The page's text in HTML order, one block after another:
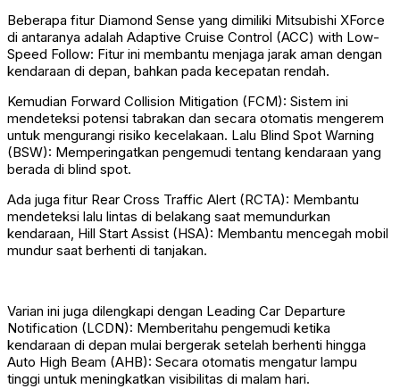
Beberapa fitur Diamond Sense yang dimiliki Mitsubishi XForce
di antaranya adalah Adaptive Cruise Control (ACC) with Low-
Speed Follow: Fitur ini membantu menjaga jarak aman dengan
kendaraan di depan, bahkan pada kecepatan rendah.
Kemudian Forward Collision Mitigation (FCM): Sistem ini
mendeteksi potensi tabrakan dan secara otomatis mengerem
untuk mengurangi risiko kecelakaan. Lalu Blind Spot Warning
(BSW): Memperingatkan pengemudi tentang kendaraan yang
berada di blind spot.
Ada juga fitur Rear Cross Traffic Alert (RCTA): Membantu
mendeteksi lalu lintas di belakang saat memundurkan
kendaraan, Hill Start Assist (HSA): Membantu mencegah mobil
mundur saat berhenti di tanjakan.
Varian ini juga dilengkapi dengan Leading Car Departure
Notification (LCDN): Memberitahu pengemudi ketika
kendaraan di depan mulai bergerak setelah berhenti hingga
Auto High Beam (AHB): Secara otomatis mengatur lampu
tinggi untuk meningkatkan visibilitas di malam hari.